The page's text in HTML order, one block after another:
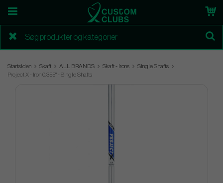
Startsiden Skaft ALL BRANDS Skaft - Irons
Single Shafts
Project X - Iron 0.355" - Single Shafts